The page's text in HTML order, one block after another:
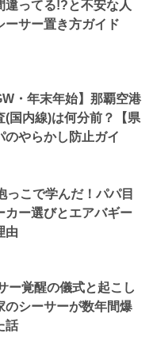
違ってる!?と不安な人
ーサー置き方ガイド
・年末年始】那覇空港
(国内線)は何分前？【県
のやらかし防止ガイ
っこで学んだ！パパ目
カー選びとエアバギー
由
ー覚醒の儀式と起こし
のシーサーが数年間爆
話